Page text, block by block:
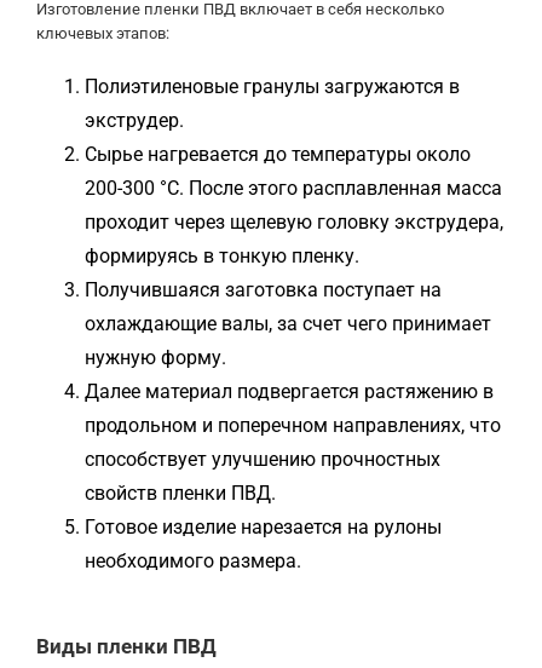
Изготовление пленки ПВД включает в себя несколько
ключевых этапов:
Полиэтиленовые гранулы загружаются в
экструдер.
Сырье нагревается до температуры около
200-300 °C. После этого расплавленная масса
проходит через щелевую головку экструдера,
формируясь в тонкую пленку.
Получившаяся заготовка поступает на
охлаждающие валы, за счет чего принимает
нужную форму.
Далее материал подвергается растяжению в
продольном и поперечном направлениях, что
способствует улучшению прочностных
свойств пленки ПВД.
Готовое изделие нарезается на рулоны
необходимого размера.
Виды пленки ПВД